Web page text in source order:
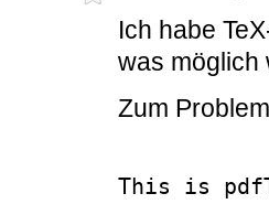
Ich habe
was möglich
Zum
This is